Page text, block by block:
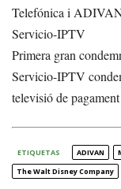
Telefónica i ADIVAN
Servicio-IPTV
Primera gran
Servicio-IPTV
televisió de pagament
ETIQUETAS ADIVAN
The Walt Disney Company